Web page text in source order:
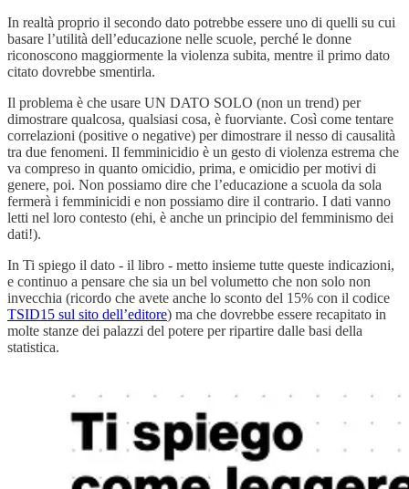
In realtà proprio il secondo dato potrebbe essere uno di quelli su cui
basare l’utilità dell’educazione nelle scuole, perché le donne
riconoscono maggiormente la violenza subita, mentre il primo dato
citato dovrebbe smentirla.
Il problema è che usare UN DATO SOLO (non un trend) per
dimostrare qualcosa, qualsiasi cosa, è fuorviante. Così come tentare
correlazioni (positive o negative) per dimostrare il nesso di causalità
tra due fenomeni. Il femminicidio è un gesto di violenza estrema che
va compreso in quanto omicidio, prima, e omicidio per motivi di
genere, poi. Non possiamo dire che l’educazione a scuola da sola
fermerà i femminicidi e non possiamo dire il contrario. I dati vanno
letti nel loro contesto (ehi, è anche un principio del femminismo dei
dati!).
In Ti spiego il dato - il libro - metto insieme tutte queste indicazioni,
e continuo a pensare che sia un bel volumetto che non solo non
invecchia (ricordo che avete anche lo sconto del 15% con il codice
TSID15 sul sito dell’editore) ma che dovrebbe essere recapitato in
molte stanze dei palazzi del potere per ripartire dalle basi della
statistica.